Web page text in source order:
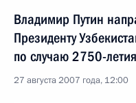
Владимир Путин
Президенту
по случаю 2750-
27 августа 2007 года, 12:00